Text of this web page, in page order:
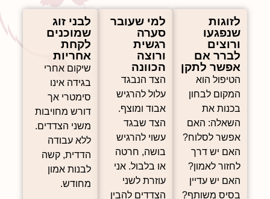
לזוגות
שנפגעו
ורוצים
לברר אם
אפשר לתקן
הטיפול הוא
המקום לבחון
בכנות את
השאלה: האם
אפשר לסלוח?
האם יש דרך
לחזור לאמון?
האם יש עדיין
בסיס משותף?
למי שעובר
סערה
רגשית
ורוצה
הכוונה
הצד הנבגד
עלול להרגיש
אבוד ומוצף.
הצד שבגד
עשוי להרגיש
בושה, חרטה
או בלבול. אני
עוזרת לשני
הצדדים להבין
לבני זוג
שמוכנים
לקחת
אחריות
שיקום אחרי
בגידה אינו
סימטרי אך
דורש מחויבות
משני הצדדים.
ללא עבודה
הדדית, קשה
לבנות אמון
מחודש.